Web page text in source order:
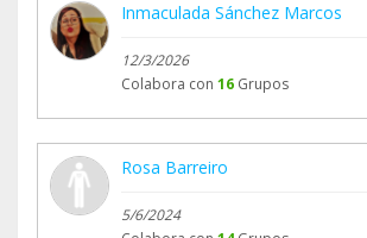
Inmaculada Sánchez Marcos
12/3/2026
Colabora con 16 Grupos
Rosa Barreiro
5/6/2024